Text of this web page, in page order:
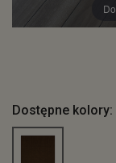
Dostępne kolory: